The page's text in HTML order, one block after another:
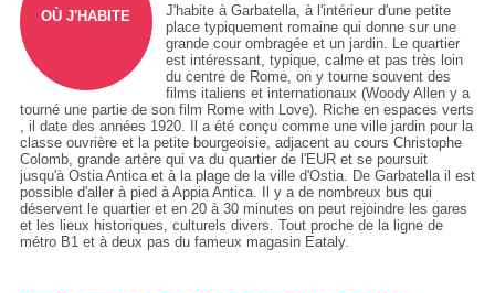
OÙ J'HABITE
J'habite à Garbatella, à l'intérieur d'une petite
place typiquement romaine qui donne sur une
grande cour ombragée et un jardin. Le quartier
est intéressant, typique, calme et pas très loin
du centre de Rome, on y tourne souvent des
films italiens et internationaux (Woody Allen y a
tourné une partie de son film Rome with Love). Riche en espaces verts
, il date des années 1920. Il a été conçu comme une ville jardin pour la
classe ouvrière et la petite bourgeoisie, adjacent au cours Christophe
Colomb, grande artère qui va du quartier de l'EUR et se poursuit
jusqu'à Ostia Antica et à la plage de la ville d'Ostia. De Garbatella il est
possible d'aller à pied à Appia Antica. Il y a de nombreux bus qui
déservent le quartier et en 20 à 30 minutes on peut rejoindre les gares
et les lieux historiques, culturels divers. Tout proche de la ligne de
métro B1 et à deux pas du fameux magasin Eataly.